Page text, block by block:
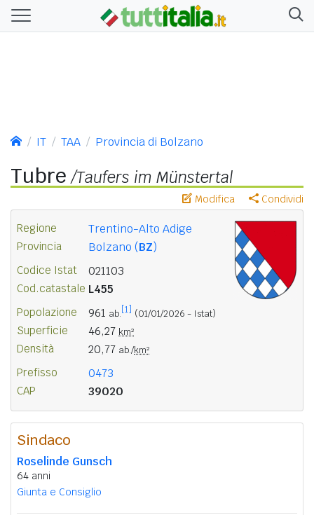
IT TAA Provincia di Bolzano
Tubre/Taufers im Münstertal
Modifica Condividi
Regione Trentino-Alto Adige
Provincia Bolzano (BZ)
Codice Istat 021103
Cod.catastale L455
Popolazione 961 ab. [1] (01/01/2026 - Istat)
Superficie 46,27 km²
Densità 20,77 ab./km²
Prefisso 0473
CAP 39020
Sindaco
Roselinde Gunsch
64 anni
Giunta e Consiglio